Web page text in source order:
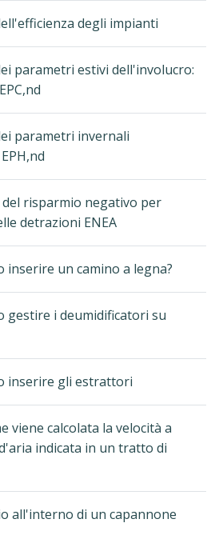
degli impianti
parametri estivi dell'involucro:
parametri invernali
risparmio negativo per
detrazioni ENEA
inserire un camino a legna?
gestire i deumidificatori su
inserire gli estrattori
viene calcolata la velocità a
indicata in un tratto di
all'interno di un capannone